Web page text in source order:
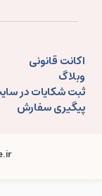
اکانت قانونی
وبلاگ
ثبت شکایات در
پیگیری سفارش